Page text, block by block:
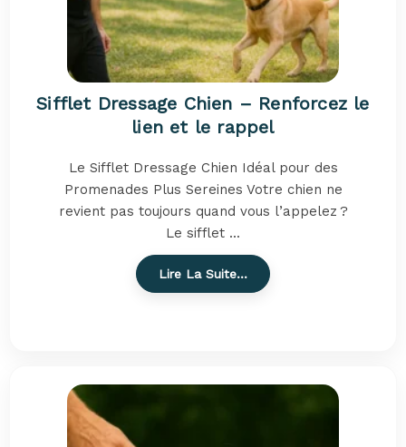
Sifflet Dressage Chien – Renforcez le
lien et le rappel
Le Sifflet Dressage Chien Idéal pour des
Promenades Plus Sereines Votre chien ne
revient pas toujours quand vous l’appelez ?
Le sifflet ...
Lire La Suite…